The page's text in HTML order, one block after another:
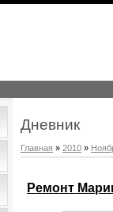
Дневник
Главная » 2010 »
Ремонт